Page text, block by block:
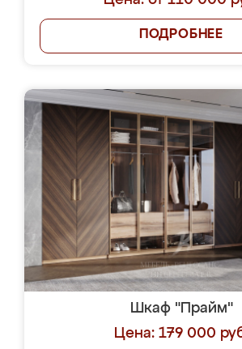
ПОДРОБНЕЕ
Шкаф "Прайм"
Цена: 179 000